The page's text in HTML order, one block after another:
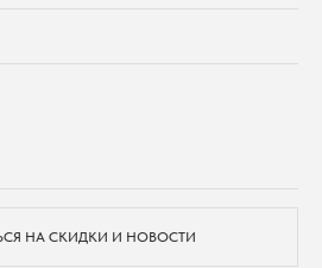
НА СКИДКИ И НОВОСТИ